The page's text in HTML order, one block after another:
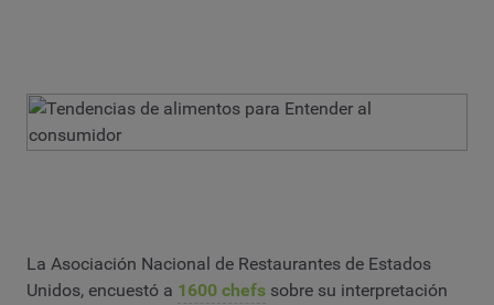
La Asociación Nacional de Restaurantes de Estados
Unidos, encuestó a 1600 chefs sobre su interpretación